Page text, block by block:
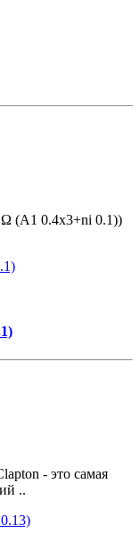
(A1 0.4x3+ni 0.1))
- это самая
..